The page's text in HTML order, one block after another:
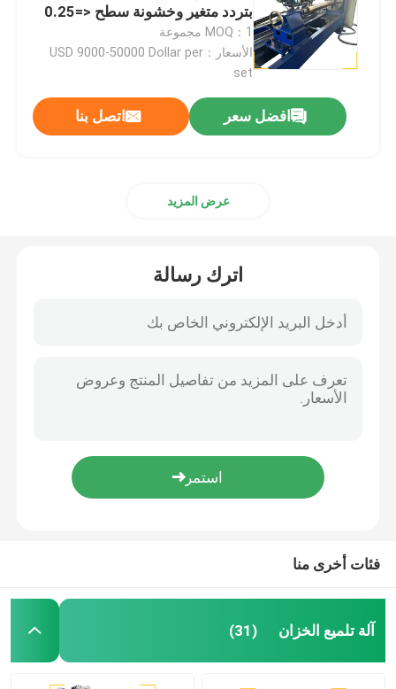
آلة تلميع الطلاء
آلة تلميع CNC
آلة التلميع الآلية من الكوع الحديدي
أجهزة تحرير لحام
آلة ثني المخروط
تلميع المواد الاستهلاكية
بتردد متغير وخشونة سطح <=0.25
ميكرومتر
MOQ：1 مجموعة
الأسعار：USD 9000-50000 Dollar per
set
افضل سعر اتصل بنا
عرض المزيد
اترك رسالة
فئات أخرى منا
آلة تلميع الخزان (31)